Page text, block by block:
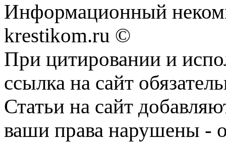
Информационный
krestikom.ru ©
При цитировании и
ссылка на сайт
Статьи на сайт
ваши права нарушены -